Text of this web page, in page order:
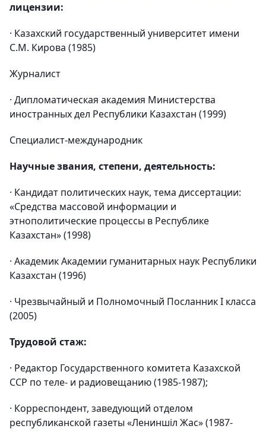
лицензии:
· Казахский государственный университет имени
С.М. Кирова (1985)
Журналист
· Дипломатическая академия Министерства
иностранных дел Республики Казахстан (1999)
Специалист-международник
Научные звания, степени, деятельность:
· Кандидат политических наук, тема диссертации:
«Средства массовой информации и
этнополитические процессы в Республике
Казахстан» (1998)
· Академик Академии гуманитарных наук Республики
Казахстан (1996)
· Чрезвычайный и Полномочный Посланник I класса
(2005)
Трудовой стаж:
· Редактор Государственного комитета Казахской
ССР по теле- и радиовещанию (1985-1987);
· Корреспондент, заведующий отделом
республиканской газеты «Лениншіл Жас» (1987-